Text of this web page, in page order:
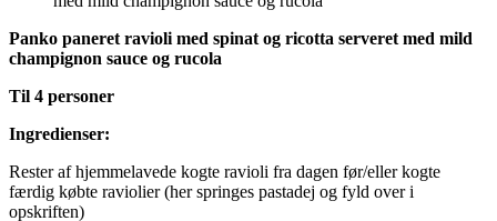
Panko paneret ravioli med spinat og ricotta serveret med mild
champignon sauce og rucola
Til 4 personer
Ingredienser:
Rester af hjemmelavede kogte ravioli fra dagen før/eller kogte
færdig købte raviolier (her springes pastadej og fyld over i
opskriften)